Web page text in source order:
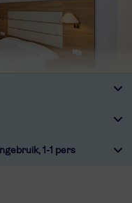
1-1 pers